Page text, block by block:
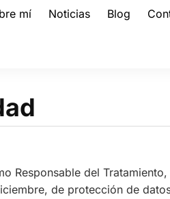
mí Noticias Blog
Responsable del
de protección de